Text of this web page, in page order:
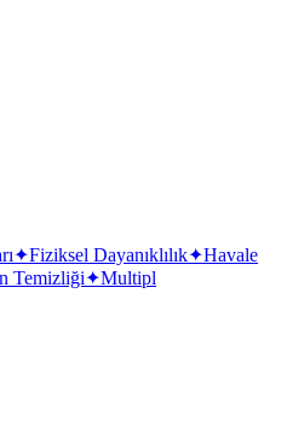
✦Fiziksel Dayanıklılık✦Havale
Temizliği✦Multipl